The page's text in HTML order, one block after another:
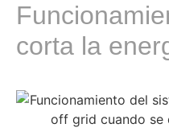
corta la